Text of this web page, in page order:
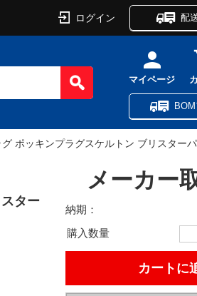
ログイン 配
マイページ
ポッキンプラグスケルトン ブリスター
ター
メーカー
納期：
購入数量